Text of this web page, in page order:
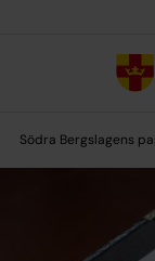
Södra Bergslagens